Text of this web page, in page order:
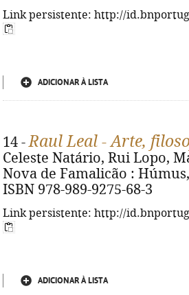
Link persistente: http://
ADICIONAR À LISTA
14 -Raul Leal - Arte,
Celeste Natário, Rui Lopo,
Nova de Famalicão :
ISBN 978-989-9275-68-3
Link persistente: http://
ADICIONAR À LISTA